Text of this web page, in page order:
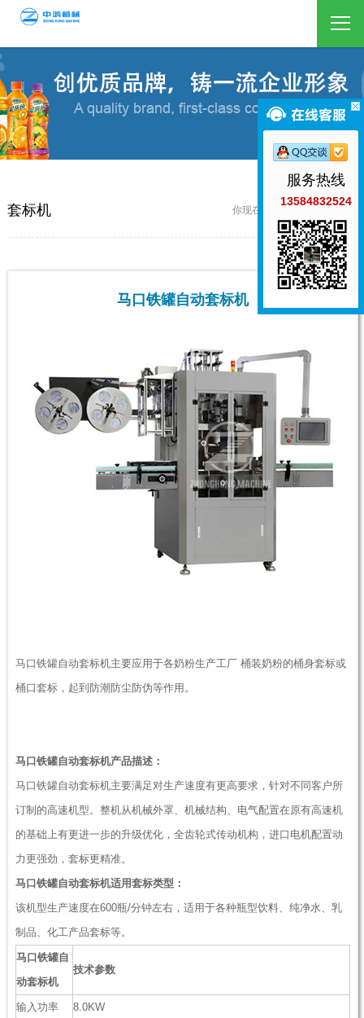
套标机 你现在的位置：首页 / 套标机
马口铁罐自动套标机
马口铁罐自动套标机主要应用于各奶粉生产工厂 桶装奶粉的桶身套标或
桶口套标，起到防潮防尘防伪等作用。
马口铁罐自动套标机产品描述：
马口铁罐自动套标机主要满足对生产速度有更高要求，针对不同客户所
订制的高速机型。整机从机械外罩、机械结构、电气配置在原有高速机
的基础上有更进一步的升级优化，全齿轮式传动机构，进口电机配置动
力更强劲，套标更精准。
马口铁罐自动套标机适用套标类型：
该机型生产速度在600瓶/分钟左右，适用于各种瓶型饮料、纯净水、乳
制品、化工产品套标等。
马口铁罐自
动套标机
技术参数
输入功率 8.0KW
服务热线
13584832524